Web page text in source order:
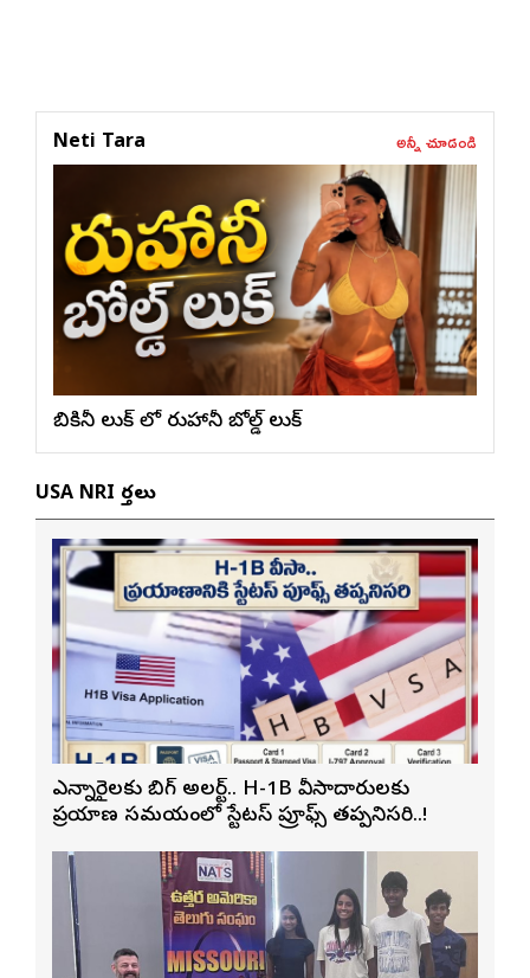
Neti Tara అన్నీ చూడండి
బికినీ లుక్ లో రుహానీ బోల్డ్ లుక్
USA NRI వార్తలు
ఎన్నారైలకు బిగ్ అలర్ట్.. H-1B వీసాదారులకు
ప్రయాణ సమయంలో స్టేటస్ ప్రూఫ్స్ తప్పనిసరి..!